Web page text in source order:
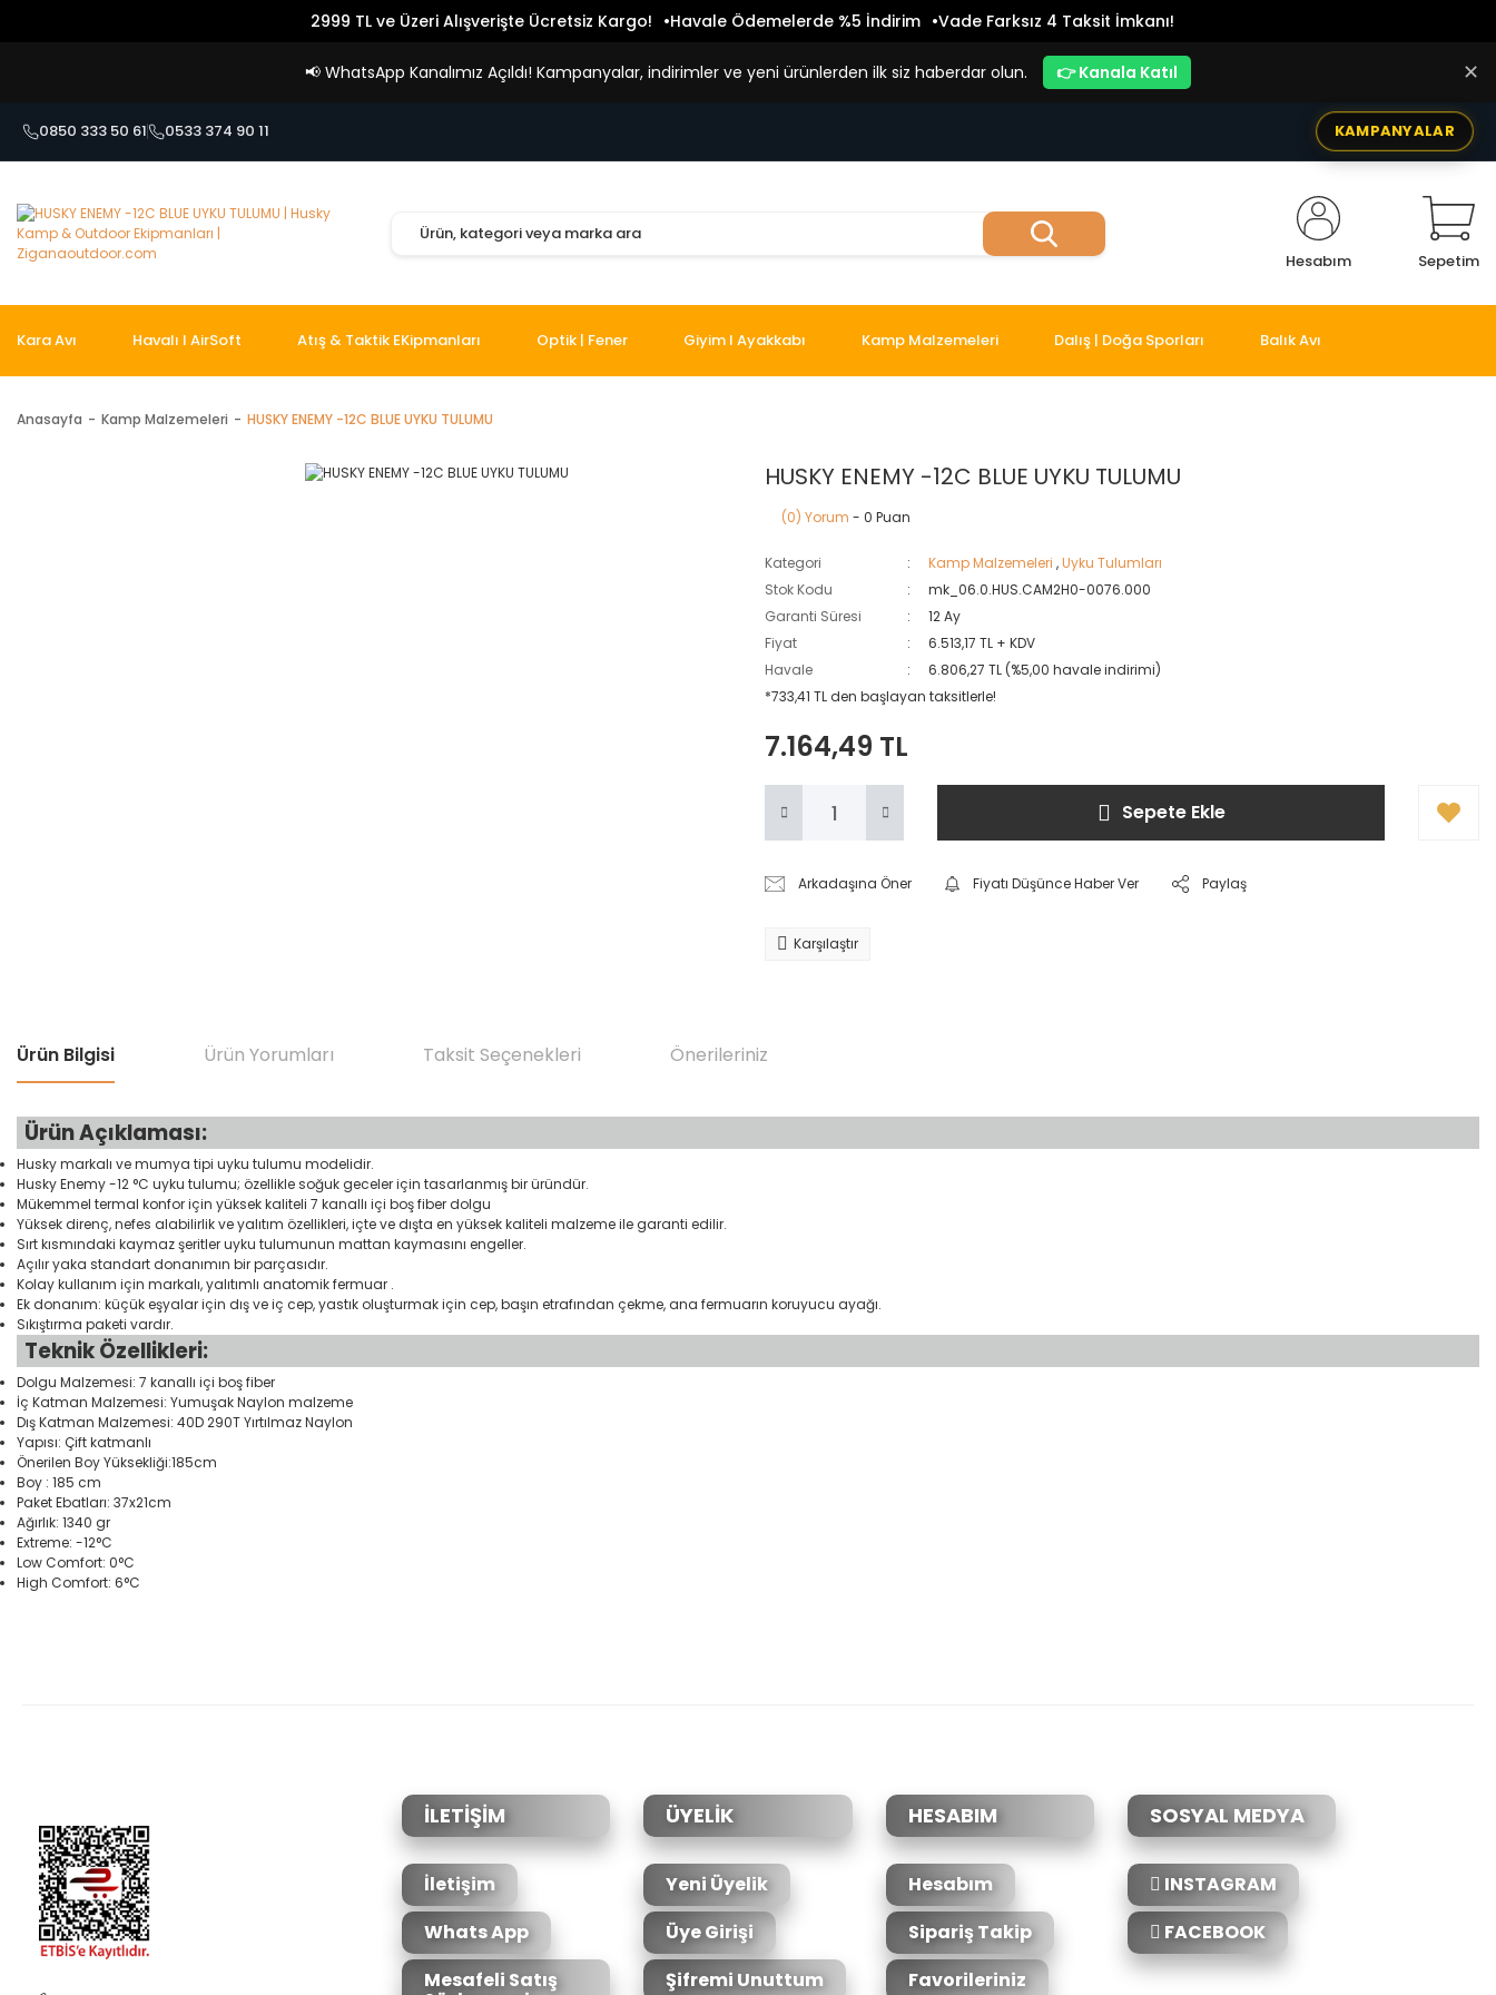
2999 TL ve Üzeri Alışverişte Ücretsiz Kargo! Havale Ödemelerde %5 İndirim Vade Farksız 4 Taksit İmkanı!
📢 WhatsApp Kanalımız Açıldı! Kampanyalar, indirimler ve yeni ürünlerden ilk siz haberdar olun. 👉 Kanala Katıl ✕
0850 333 50 61 0533 374 90 11 KAMPANYALAR
Hesabım Sepetim
Kara Avı Havalı I AirSoft Atış & Taktik EKipmanları Optik | Fener Giyim I Ayakkabı Kamp Malzemeleri Dalış | Doğa Sporları Balık Avı
Anasayfa Kamp Malzemeleri HUSKY ENEMY -12C BLUE UYKU TULUMU
HUSKY ENEMY -12C BLUE UYKU TULUMU
(0) Yorum - 0 Puan
Kategori Kamp Malzemeleri ,Uyku Tulumları
Stok Kodu
mk_06.0.HUS.CAM2H0-0076.000
Garanti Süresi
12 Ay
Fiyat
6.513,17 TL + KDV
Havale
6.806,27 TL (%5,00 havale indirimi)
*733,41 TL den başlayan taksitlerle!
7.164,49 TL
Sepete Ekle
Arkadaşına Öner Fiyatı Düşünce Haber Ver Paylaş
Karşılaştır
Ürün Bilgisi Ürün Yorumları Taksit Seçenekleri Önerileriniz
Ürün Açıklaması:
Husky markalı ve mumya tipi uyku tulumu modelidir.
Husky Enemy -12 °C uyku tulumu; özellikle soğuk geceler için tasarlanmış bir üründür.
Mükemmel termal konfor için yüksek kaliteli 7 kanallı içi boş fiber dolgu
Yüksek direnç, nefes alabilirlik ve yalıtım özellikleri, içte ve dışta en yüksek kaliteli malzeme ile garanti edilir.
Sırt kısmındaki kaymaz şeritler uyku tulumunun mattan kaymasını engeller.
Açılır yaka standart donanımın bir parçasıdır.
Kolay kullanım için markalı, yalıtımlı anatomik fermuar .
Ek donanım: küçük eşyalar için dış ve iç cep, yastık oluşturmak için cep, başın etrafından çekme, ana fermuarın koruyucu ayağı.
Sıkıştırma paketi vardır.
Teknik Özellikleri:
Dolgu Malzemesi: 7 kanallı içi boş fiber
İç Katman Malzemesi: Yumuşak Naylon malzeme
Dış Katman Malzemesi: 40D 290T Yırtılmaz Naylon
Yapısı: Çift katmanlı
Önerilen Boy Yüksekliği:185cm
Boy : 185 cm
Paket Ebatları: 37x21cm
Ağırlık: 1340 gr
Extreme: -12°C
Low Comfort: 0°C
High Comfort: 6°C
Ürün fiyatı diğer sitelerden daha pahalı.
Bu ürüne benzer farklı alternatifler olmalı.
İLETİŞİM
İletişim
Whats App
Mesafeli Satış
ÜYELİK
Yeni Üyelik
Üye Girişi
Şifremi Unuttum
HESABIM
Hesabım
Sipariş Takip
Favorileriniz
SOSYAL MEDYA
INSTAGRAM
FACEBOOK